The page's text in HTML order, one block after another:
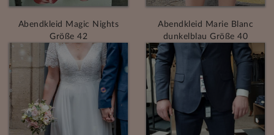
Abendkleid Magic Nights
Größe 42
Abendkleid Marie Blanc
dunkelblau Größe 40